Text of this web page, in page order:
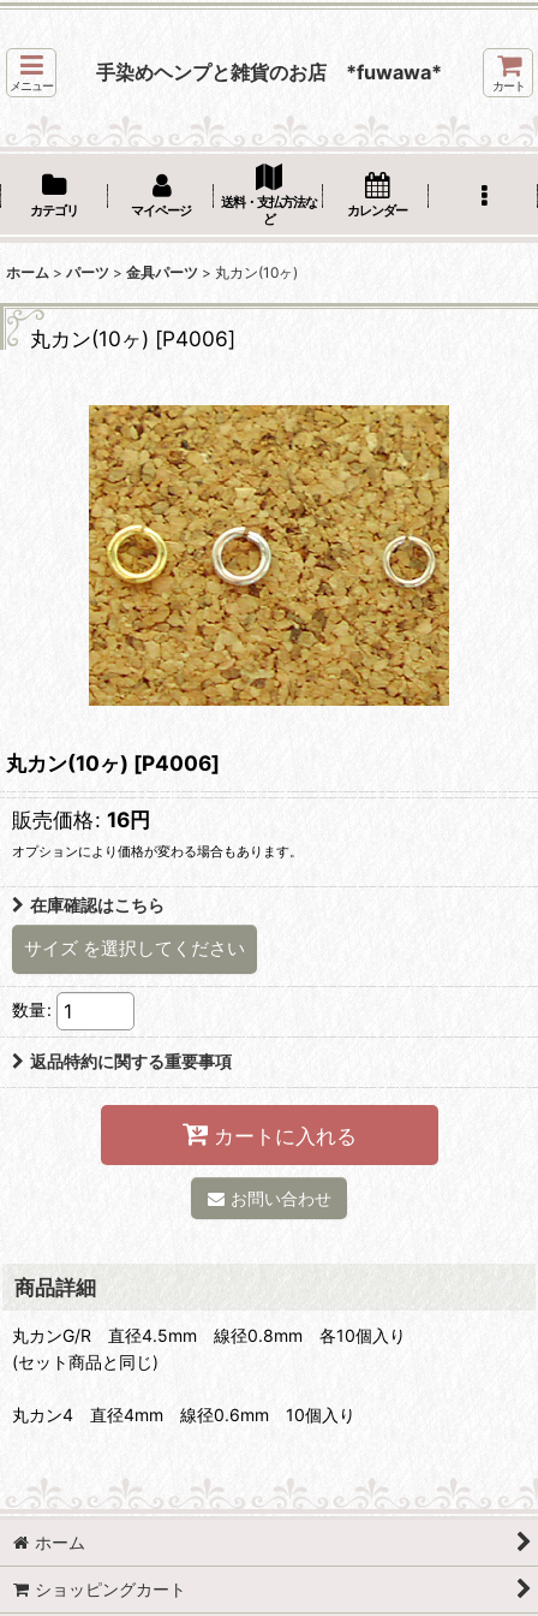
メニュー
手染めヘンプと雑貨のお店 *fuwawa*
カート
カテゴリ マイページ
送料・支払方法な
ど
カレンダー
ホーム > パーツ > 金具パーツ > 丸カン(10ヶ)
丸カン(10ヶ) [P4006]
丸カン(10ヶ) [P4006]
販売価格: 16円
オプションにより価格が変わる場合もあります。
在庫確認はこちら
サイズ を選択してください
数量:
返品特約に関する重要事項
カートに入れる
お問い合わせ
商品詳細
丸カンG/R 直径4.5mm 線径0.8mm 各10個入り
(セット商品と同じ)
丸カン4 直径4mm 線径0.6mm 10個入り
ホーム
ショッピングカート